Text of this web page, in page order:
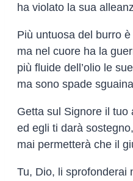
ha violato la sua
Più untuosa del burro
ma nel cuore ha la
più fluide dell’olio le
ma sono spade
Getta sul Signore il tuo
ed egli ti darà
mai permetterà che il
Tu, Dio, li sprofonderai